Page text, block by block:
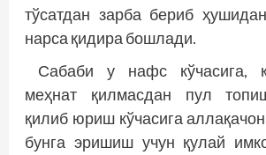
тўсатдан зарба бериб ҳушидан
нарса қидира бош­лади.
Сабаби у нафс кўчасига,
меҳнат қилмасдан пул
қилиб юриш кўчасига
бунга эришиш учун қулай